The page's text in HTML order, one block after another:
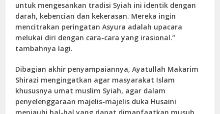
untuk mengesankan tradisi Syiah ini identik dengan
darah, kebencian dan kekerasan. Mereka ingin
mencitrakan peringatan Asyura adalah upacara
melukai diri dengan cara-cara yang irasional.”
tambahnya lagi.
Dibagian akhir penyampaiannya, Ayatullah Makarim
Shirazi mengingatkan agar masyarakat Islam
khususnya umat muslim Syiah, agar dalam
penyelenggaraan majelis-majelis duka Husaini